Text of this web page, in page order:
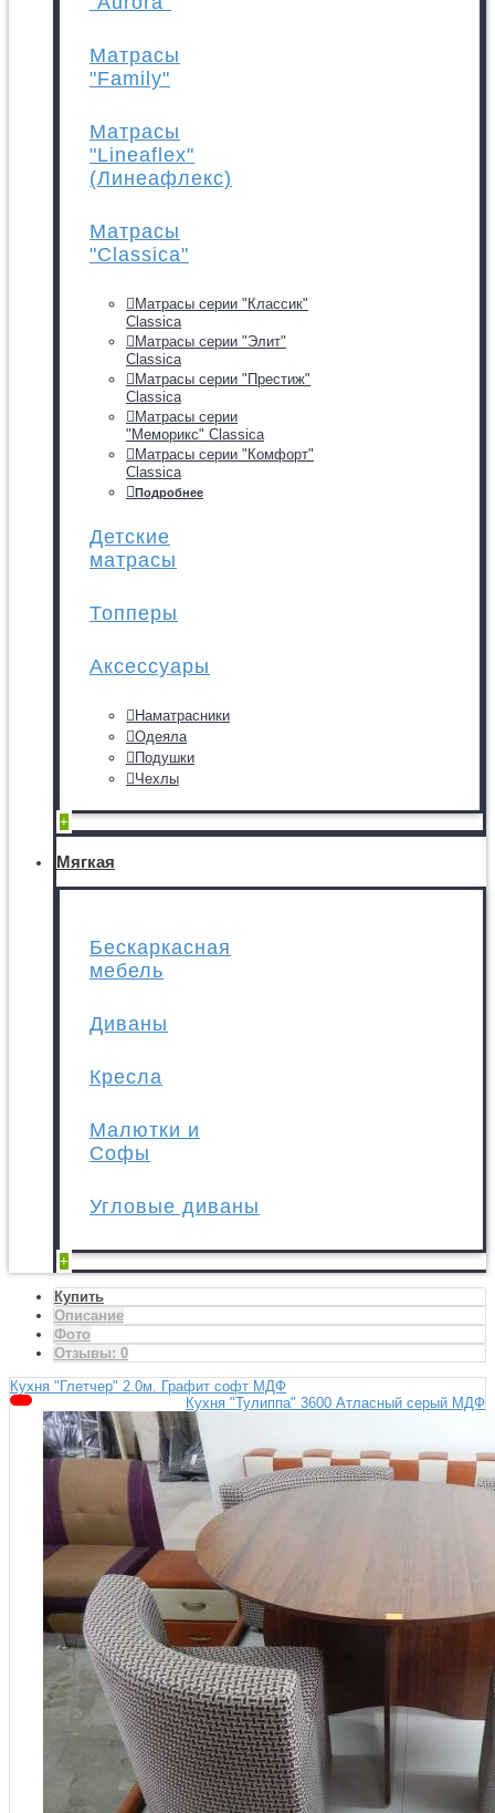
Матрасы
"Family"
Матрасы
"Lineaflex"
(Линеафлекс)
Матрасы
"Classica"
Матрасы серии "Классик"
Classica
Матрасы серии "Элит"
Classica
Матрасы серии "Престиж"
Classica
Матрасы серии
"Меморикс" Classica
Матрасы серии "Комфорт"
Classica
Подробнее
Детские
матрасы
Топперы
Аксессуары
Наматрасники
Одеяла
Подушки
Чехлы
+
Мягкая
Бескаркасная
мебель
Диваны
Кресла
Малютки и
Софы
Угловые диваны
+
Купить
Описание
Фото
Отзывы: 0
Кухня "Глетчер" 2.0м. Графит софт МДФ
Кухня "Тулиппа" 3600 Атласный серый МДФ